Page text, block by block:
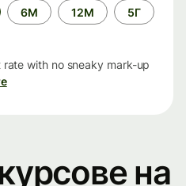
6М 12М 5Г
with no sneaky mark-up
на